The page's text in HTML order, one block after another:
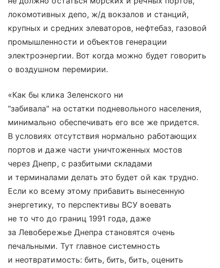
локомотивных депо, ж/д вокзалов и станций,
крупных и средних элеваторов, нефтебаз, газовой
промышленности и объектов генерации
электроэнергии. Вот когда можно будет говорить
о воздушном перемирии.
«Как бы клика Зеленского ни
"забивала" на остатки подневольного населения,
минимально обеспечивать его все же придется.
В условиях отсутствия нормально работающих
портов и даже части уничтоженных мостов
через Днепр, с разбитыми складами
и терминалами делать это будет ой как трудно.
Если ко всему этому прибавить вынесенную
энергетику, то перспективы ВСУ воевать
не то что до границ 1991 года, даже
за Левобережье Днепра становятся очень
печальными. Тут главное системность
и неотвратимость: бить, бить, бить, оценить